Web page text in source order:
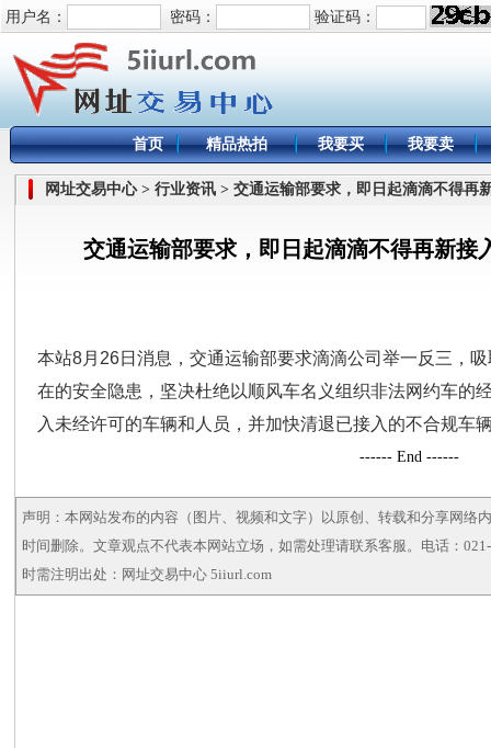
用户名： 密码： 验证码：
首页 精品热拍 我要买 我要卖
网址交易中心 > 行业资讯 > 交通运输部要求，即日起滴滴不得再
交通运输部要求，即日起滴滴不得再新接
本站8月 26日 消息，交通运输部要求滴滴公司举一反三，
在的安全隐患，坚决杜绝以顺风车名义组织非法网约车的
入未经许可的车辆和人员，并加快清退已接入的不合规车
------ End ------
声明：本网站发布的内容（图片、视频和文字）以原创、转载和分享网络
时间删除。文章观点不代表本网站立场，如需处理请联系客服。电话：
时需注明出处：网址交易中心 5iiurl.com